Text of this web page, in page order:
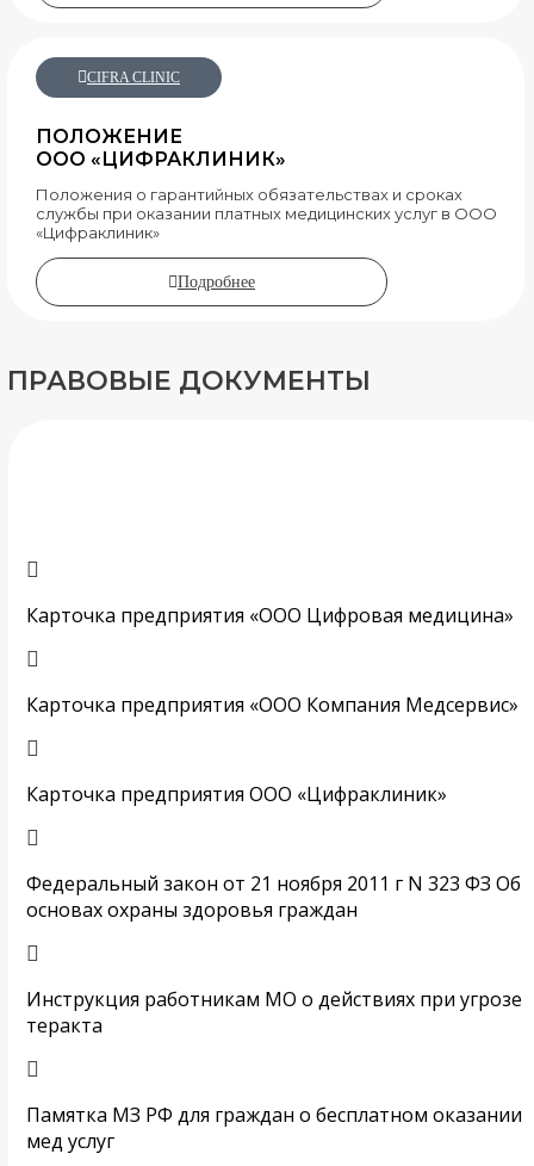
CIFRA CLINIC
ПОЛОЖЕНИЕ
ООО «ЦИФРАКЛИНИК»
Положения о гарантийных обязательствах и сроках
службы при оказании платных медицинских услуг в ООО
«Цифраклиник»
Подробнее
ПРАВОВЫЕ ДОКУМЕНТЫ
Карточка предприятия «ООО Цифровая медицина»
Карточка предприятия «ООО Компания Медсервис»
Карточка предприятия ООО «Цифраклиник»
Федеральный закон от 21 ноября 2011 г N 323 ФЗ Об
основах охраны здоровья граждан
Инструкция работникам МО о действиях при угрозе
теракта
Памятка МЗ РФ для граждан о бесплатном оказании
мед услуг